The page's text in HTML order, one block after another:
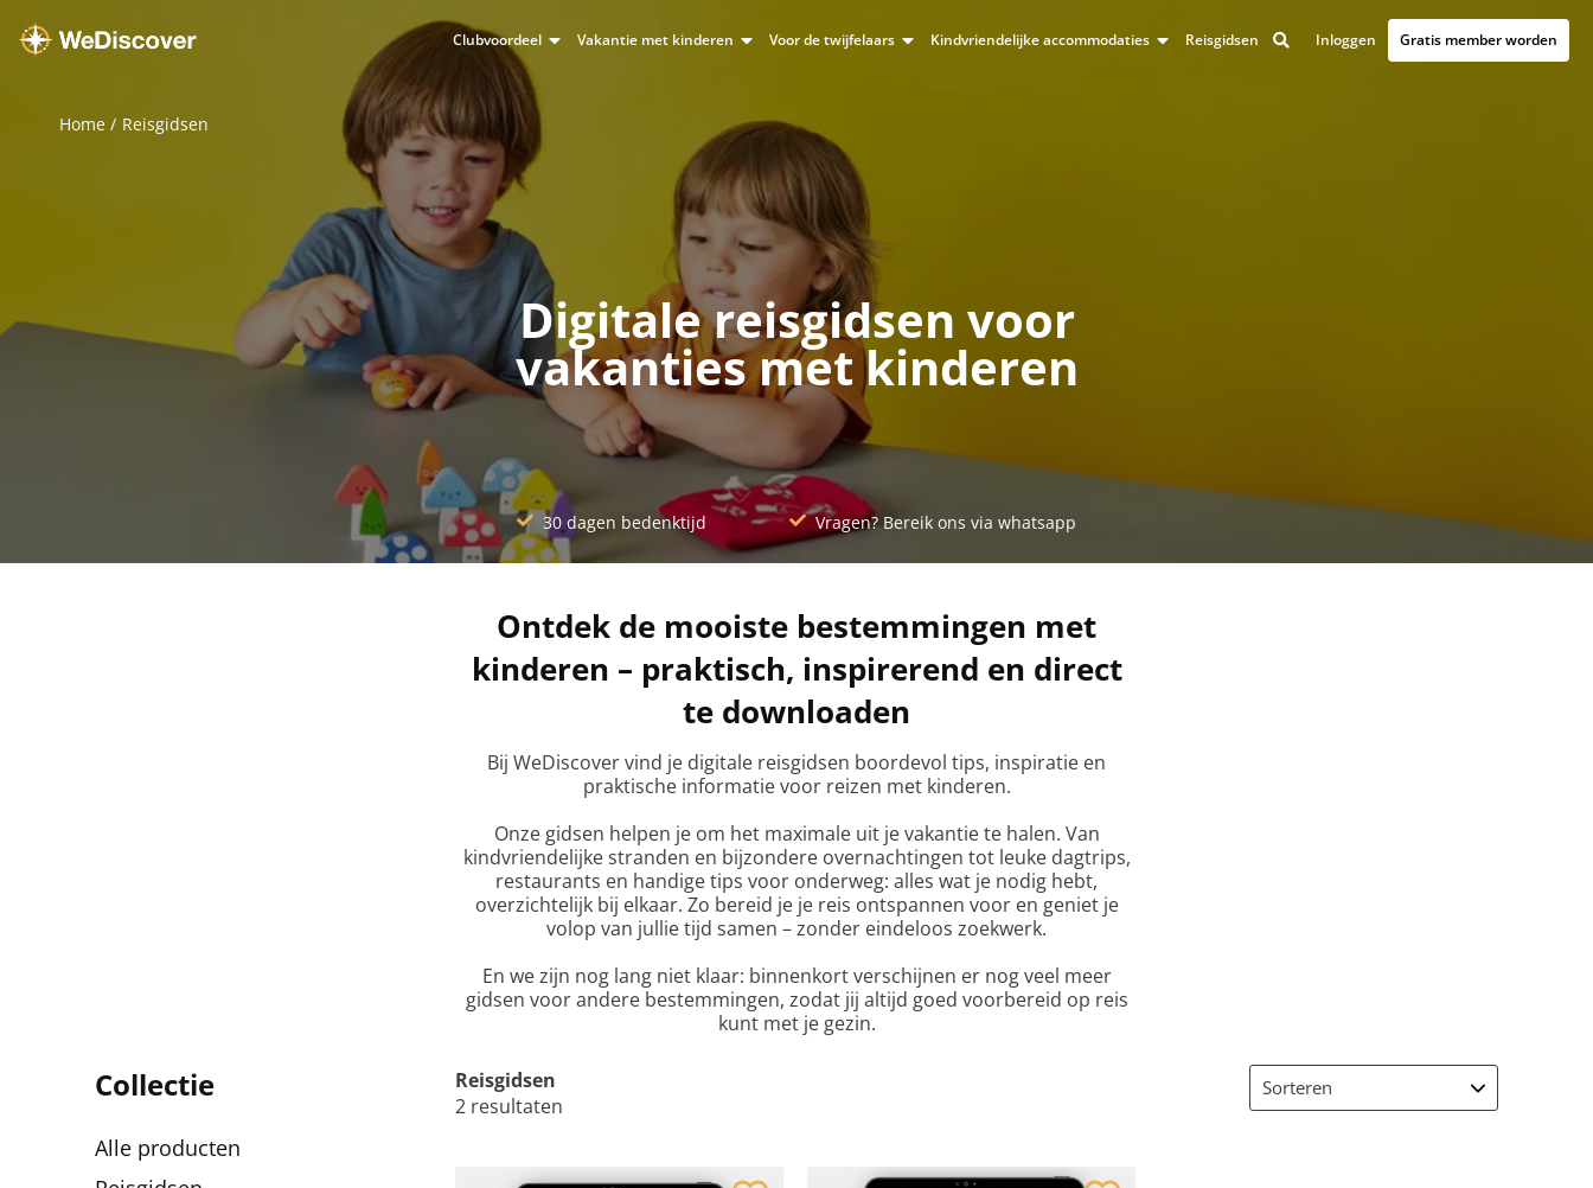
Clubvoordeel Vakantie met kinderen Voor de twijfelaars Kindvriendelijke accommodaties Reisgidsen Inloggen Gratis member worden
Home Reisgidsen
Digitale reisgidsen voor
vakanties met kinderen
30 dagen bedenktijd Vragen? Bereik ons via whatsapp
Ontdek de mooiste bestemmingen met
kinderen – praktisch, inspirerend en direct
te downloaden
Bij WeDiscover vind je digitale reisgidsen boordevol tips, inspiratie en
praktische informatie voor reizen met kinderen.
Onze gidsen helpen je om het maximale uit je vakantie te halen. Van
kindvriendelijke stranden en bijzondere overnachtingen tot leuke dagtrips,
restaurants en handige tips voor onderweg: alles wat je nodig hebt,
overzichtelijk bij elkaar. Zo bereid je je reis ontspannen voor en geniet je
volop van jullie tijd samen – zonder eindeloos zoekwerk.
En we zijn nog lang niet klaar: binnenkort verschijnen er nog veel meer
gidsen voor andere bestemmingen, zodat jij altijd goed voorbereid op reis
kunt met je gezin.
Collectie
Alle producten
Reisgidsen
2 resultaten